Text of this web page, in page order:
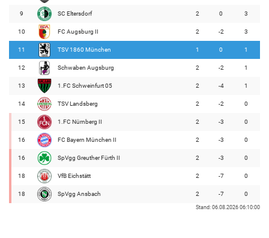
9 SC Eltersdorf 2 0 3
10 FC Augsburg II 2 -2 3
11 TSV 1860 München 1 0 1
12 Schwaben Augsburg 2 -2 1
13 1.FC Schweinfurt 05 2 -4 1
14 TSV Landsberg 2 -2 0
15 1.FC Nürnberg II 2 -3 0
16 FC Bayern München II 2 -3 0
16 SpVgg Greuther Fürth II 2 -3 0
18 VfB Eichstätt 2 -7 0
18 SpVgg Ansbach 2 -7 0
Stand: 06.08.2026 06:10:00